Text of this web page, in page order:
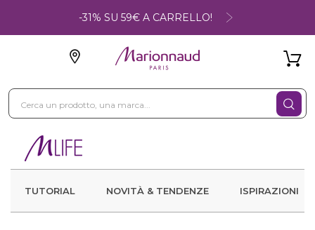
-31% SU 59€ A CARRELLO!
TUTORIAL NOVITÀ & TENDENZE ISPIRAZIONI